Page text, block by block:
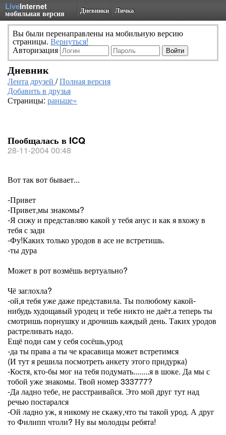
LiveInternet
мобильная версия Дневники Личка
Вы были перенаправлены на мобильную версию
страницы. Вернуться!
Авторизация
Дневник
Лента друзей /Полная версия
Добавить в друзья
Страницы: раньше»
Пообщалась в ICQ
28-11-2004 00:48
Вот так вот бывает...
-Привет
-Привет,мы знакомы?
-Я сижу и представляю какой у тебя анус и как я вхожу в
тебя с зади
-Фу!Каких только уродов в асе не встретишь.
-ты дура
Может в рот возмёшь вертуально?
Чё заглохла?
-ой,я тебя уже даже представила. Ты полюбому какой-
нибудь худощавый уродец и тебе никто не даёт.а теперь ты
смотришь порнушку и дрочишь каждый день. Таких уродов
растреливать надо.
Ещё поди сам у себя сосёшь,урод
-да ты права а ты че красавица может встретимся
(И тут я решила посмотреть анкету этого придурка)
-Костя, кто-бы мог на тебя подумать........я в шоке. Да мы с
тобой уже знакомы. Твой номер 333777?
-Да ладно тебе, не расстраивайся. Это мой друг тут над
речью постарался
-Ой ладно уж, я никому не скажу,что ты такой урод. А друг
то Филипп чтоли? Ну вы молодцы ребята!